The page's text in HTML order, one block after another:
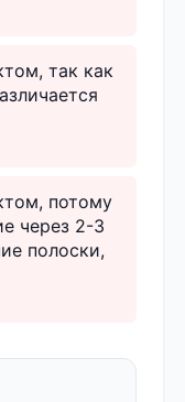
так как
потому
через 2-3
полоски,